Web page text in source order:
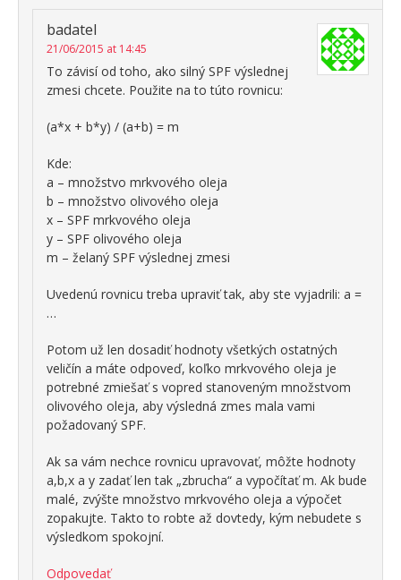
badatel
21/06/2015 at 14:45
To závisí od toho, ako silný SPF výslednej
zmesi chcete. Použite na to túto rovnicu:
(a*x + b*y) / (a+b) = m
Kde:
a – množstvo mrkvového oleja
b – množstvo olivového oleja
x – SPF mrkvového oleja
y – SPF olivového oleja
m – želaný SPF výslednej zmesi
Uvedenú rovnicu treba upraviť tak, aby ste vyjadrili: a =
…
Potom už len dosadiť hodnoty všetkých ostatných
veličín a máte odpoveď, koľko mrkvového oleja je
potrebné zmiešať s vopred stanoveným množstvom
olivového oleja, aby výsledná zmes mala vami
požadovaný SPF.
Ak sa vám nechce rovnicu upravovať, môžte hodnoty
a,b,x a y zadať len tak „zbrucha“ a vypočítať m. Ak bude
malé, zvýšte množstvo mrkvového oleja a výpočet
zopakujte. Takto to robte až dovtedy, kým nebudete s
výsledkom spokojní.
Odpovedať